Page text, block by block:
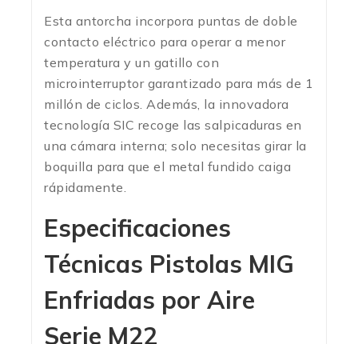
Esta antorcha incorpora puntas de doble
contacto eléctrico para operar a menor
temperatura y un gatillo con
microinterruptor garantizado para más de 1
millón de ciclos. Además, la innovadora
tecnología SIC recoge las salpicaduras en
una cámara interna; solo necesitas girar la
boquilla para que el metal fundido caiga
rápidamente.
Especificaciones
Técnicas Pistolas MIG
Enfriadas por Aire
Serie M22